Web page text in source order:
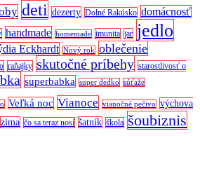
deti dezerty Dolné Rakúsko domácnosť
handmade homemade imunita jar jedlo
Eckhardt Nový rok oblečenie
raňajky skutočné príbehy starostlivosť o
superbabka super dedko súťaže
Veľká noc Vianoce vianočné pečivo
výchova
zima čo sa teraz nosí šatník škola šoubiznis